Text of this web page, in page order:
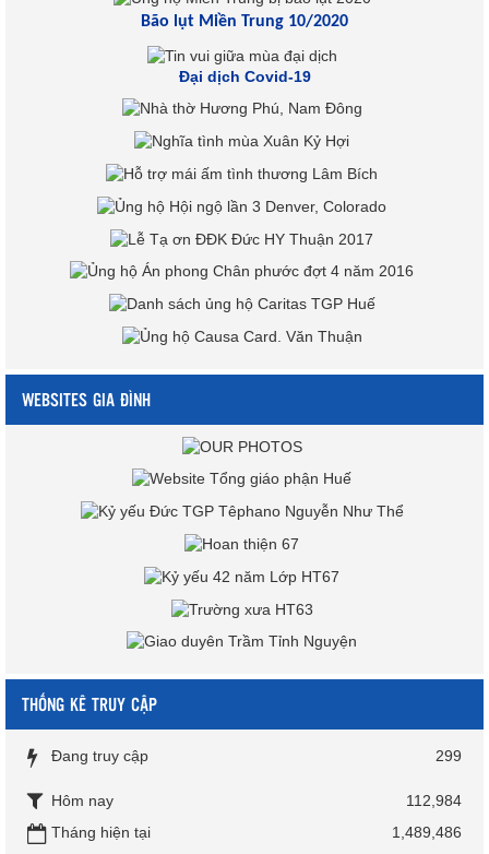
Bão lụt Miền Trung 10/2020
Đại dịch Covid-19
WEBSITES GIA ĐÌNH
THỐNG KÊ TRUY CẬP
Đang truy cập 299
Hôm nay
112,984
Tháng hiện tại
1,489,486